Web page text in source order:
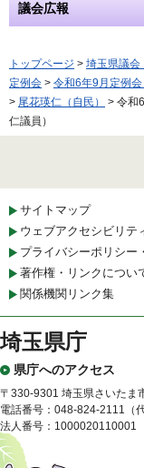
議会広報
トップページ > 埼玉県議会
定例会 > 令和6年9月定例
> 尾花瑛仁（自民）
> 令和
仁議員）
サイトマップ
ウェブアクセシビリテ
プライバシーポリシー
著作権・リンクについ
関係機関リンク集
埼玉県庁
県庁へのアクセス
〒330-9301 埼玉県さいたま
電話番号：048-824-2111（代
法人番号：1000020110001